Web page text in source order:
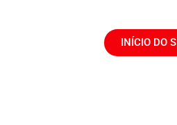
INÍCIO DO